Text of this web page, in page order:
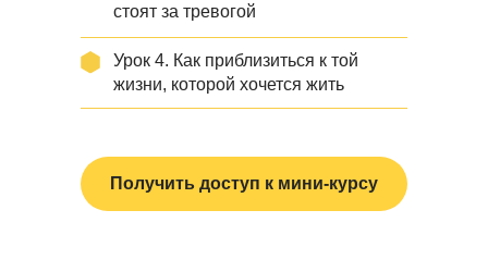
стоят за тревогой
Урок 4. Как приблизиться к той
жизни, которой хочется жить
Получить доступ к мини-курсу